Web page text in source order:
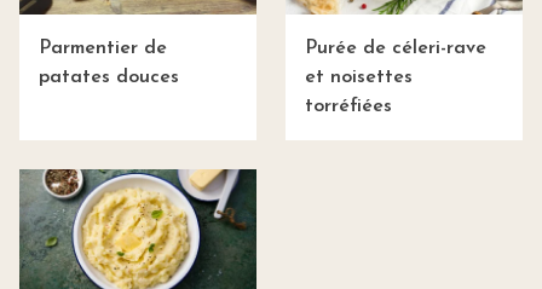
Parmentier de
patates douces
Purée de céleri-rave
et noisettes
torréfiées